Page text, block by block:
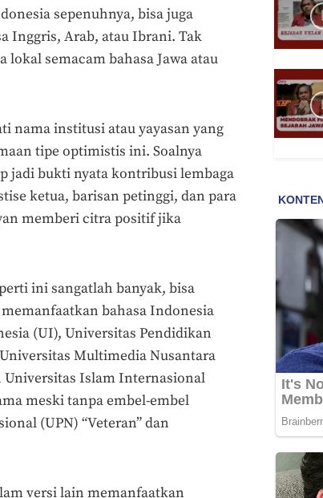
sepenuhnya, bisa juga
Inggris, Arab, atau Ibrani. Tak
semacam bahasa Jawa atau
nama institusi atau yayasan yang
tipe optimistis ini. Soalnya
jadi bukti nyata kontribusi lembaga
ketua, barisan petinggi, dan para
memberi citra positif jika
ini sangatlah banyak, bisa
bahasa Indonesia
(UI), Universitas Pendidikan
Multimedia Nusantara
Islam Internasional
meski tanpa embel-embel
(UPN) “Veteran” dan
versi lain memanfaatkan